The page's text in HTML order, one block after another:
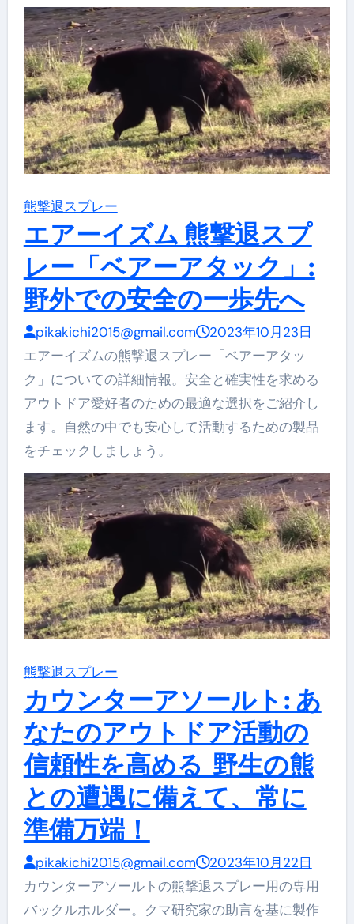
熊撃退スプレー
エアーイズム 熊撃退スプ
レー「ベアーアタック」:
野外での安全の一歩先へ
pikakichi2015@gmail.com
2023年10月23日
エアーイズムの熊撃退スプレー「ベアーアタッ
ク」についての詳細情報。安全と確実性を求める
アウトドア愛好者のための最適な選択をご紹介し
ます。自然の中でも安心して活動するための製品
をチェックしましょう。
熊撃退スプレー
カウンターアソールト: あ
なたのアウトドア活動の
信頼性を高める 野生の熊
との遭遇に備えて、常に
準備万端！
pikakichi2015@gmail.com
2023年10月22日
カウンターアソールトの熊撃退スプレー用の専用
バックルホルダー。クマ研究家の助言を基に製作